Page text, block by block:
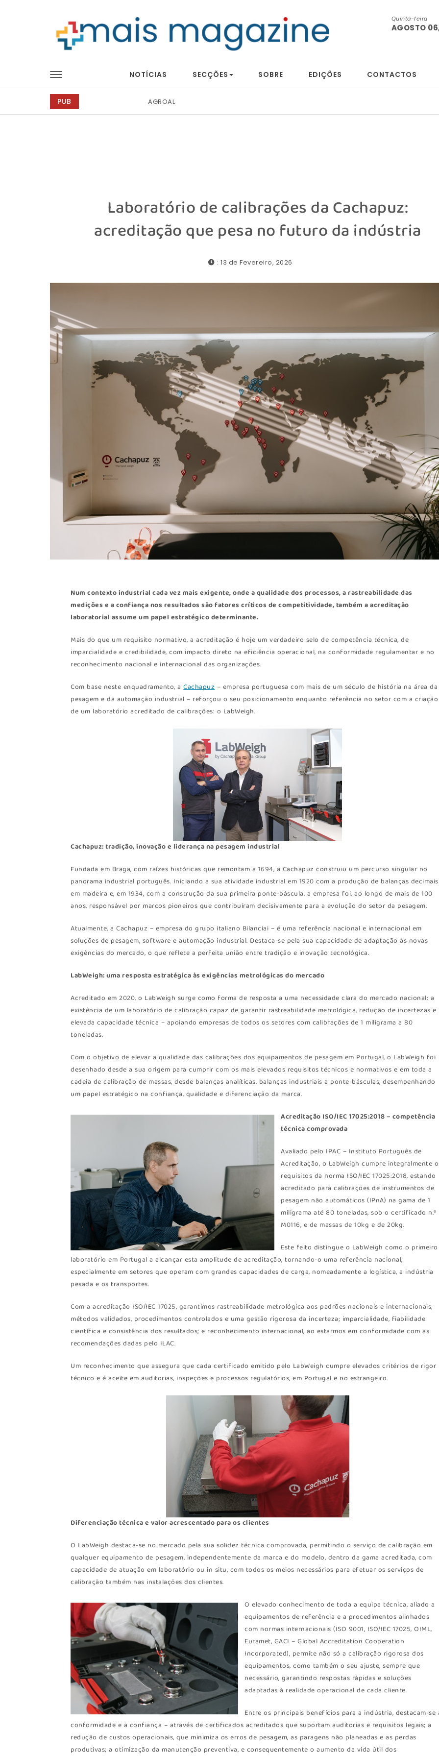
Quinta-feira
AGOSTO
NOTÍCIAS SECÇÕES SOBRE EDIÇÕES CONTACTOS
PUB Barmat
Laboratório de calibrações da Cachapuz:
acreditação que pesa no futuro da indústria
: 13 de Fevereiro, 2026
Num contexto industrial cada vez mais exigente, onde a qualidade dos processos, a rastreabilidade das
medições e a confiança nos resultados são fatores críticos de competitividade, também a acreditação
laboratorial assume um papel estratégico determinante.
Mais do que um requisito normativo, a acreditação é hoje um verdadeiro selo de competência técnica, de
imparcialidade e credibilidade, com impacto direto na eficiência operacional, na conformidade regulamentar e no
reconhecimento nacional e internacional das organizações.
Com base neste enquadramento, aCachapuz– empresa portuguesa com mais de um século de história na área da
pesagem e da automação industrial – reforçou o seu posicionamento enquanto referência no setor com a criação
de um laboratório acreditado de calibrações: o LabWeigh.
Cachapuz: tradição, inovação e liderança na pesagem industrial
Fundada em Braga, com raízes históricas que remontam a 1694, a Cachapuz construiu um percurso singular no
panorama industrial português. Iniciando a sua atividade industrial em 1920 com a produção de balanças decimais
em madeira e, em 1934, com a construção da sua primeira ponte-báscula, a empresa foi, ao longo de mais de 100
anos, responsável por marcos pioneiros que contribuíram decisivamente para a evolução do setor da pesagem.
Atualmente, a Cachapuz – empresa do grupo italiano Bilanciai – é uma referência nacional e internacional em
soluções de pesagem, software e automação industrial. Destaca-se pela sua capacidade de adaptação às novas
exigências do mercado, o que reflete a perfeita união entre tradição e inovação tecnológica.
LabWeigh: uma resposta estratégica às exigências metrológicas do mercado
Acreditado em 2020, o LabWeigh surge como forma de resposta a uma necessidade clara do mercado nacional: a
existência de um laboratório de calibração capaz de garantir rastreabilidade metrológica, redução de incertezas e
elevada capacidade técnica – apoiando empresas de todos os setores com calibrações de 1 miligrama a 80
toneladas.
Com o objetivo de elevar a qualidade das calibrações dos equipamentos de pesagem em Portugal, o LabWeigh foi
desenhado desde a sua origem para cumprir com os mais elevados requisitos técnicos e normativos e em toda a
cadeia de calibração de massas, desde balanças analíticas, balanças industriais a ponte-básculas, desempenhando
um papel estratégico na confiança, qualidade e diferenciação da marca.
Acreditação ISO/IEC 17025:2018 – competência
técnica comprovada
Avaliado pelo IPAC – Instituto Português de
Acreditação, o LabWeigh cumpre integralmente
requisitos da norma ISO/IEC 17025:2018, estando
acreditado para calibrações de instrumentos de
pesagem não automáticos (IPnA) na gama de 1
miligrama até 80 toneladas, sob o certificado n.º
M0116, e de massas de 10kg e de 20kg.
Este feito distingue o LabWeigh como o primeiro
laboratório em Portugal a alcançar esta amplitude de acreditação, tornando-o uma referência nacional,
especialmente em setores que operam com grandes capacidades de carga, nomeadamente a logística, a indústria
pesada e os transportes.
Com a acreditação ISO/IEC 17025, garantimos rastreabilidade metrológica aos padrões nacionais e internacionais;
métodos validados, procedimentos controlados e uma gestão rigorosa da incerteza; imparcialidade, fiabilidade
científica e consistência dos resultados; e reconhecimento internacional, ao estarmos em conformidade com as
recomendações dadas pelo ILAC.
Um reconhecimento que assegura que cada certificado emitido pelo LabWeigh cumpre elevados critérios de rigor
técnico e é aceite em auditorias, inspeções e processos regulatórios, em Portugal e no estrangeiro.
Diferenciação técnica e valor acrescentado para os clientes
O LabWeigh destaca-se no mercado pela sua solidez técnica comprovada, permitindo o serviço de calibração em
qualquer equipamento de pesagem, independentemente da marca e do modelo, dentro da gama acreditada, com
capacidade de atuação em laboratório ou in situ, com todos os meios necessários para efetuar os serviços de
calibração também nas instalações dos clientes.
O elevado conhecimento de toda a equipa técnica, aliado a
equipamentos de referência e a procedimentos alinhados
com normas internacionais (ISO 9001, ISO/IEC 17025, OIML,
Euramet, GACI – Global Accreditation Cooperation
Incorporated), permite não só a calibração rigorosa dos
equipamentos, como também o seu ajuste, sempre que
necessário, garantindo respostas rápidas e soluções
adaptadas à realidade operacional de cada cliente.
Entre os principais benefícios para a indústria, destacam-se
conformidade e a confiança – através de certificados acreditados que suportam auditorias e requisitos legais; a
redução de custos operacionais, que minimiza os erros de pesagem, as paragens não planeadas e as perdas
produtivas; a otimização da manutenção preventiva, e consequentemente o aumento da vida útil dos